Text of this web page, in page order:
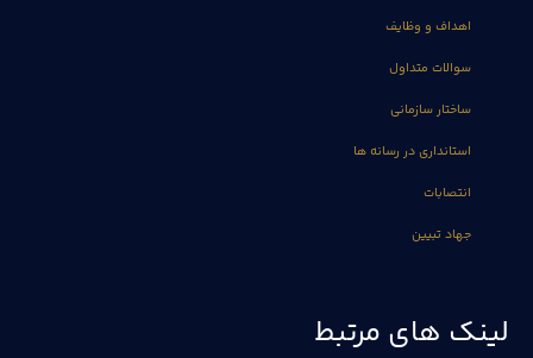
اهداف و وظایف
سوالات متداول
ساختار سازمانی
استانداری در رسانه ها
انتصابات
جهاد تبیین
لینک های مرتبط